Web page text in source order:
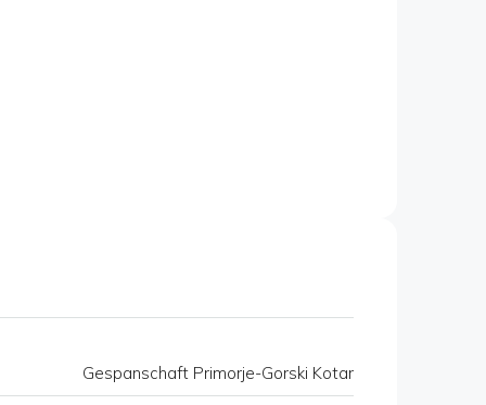
Gespanschaft Primorje-Gorski Kotar